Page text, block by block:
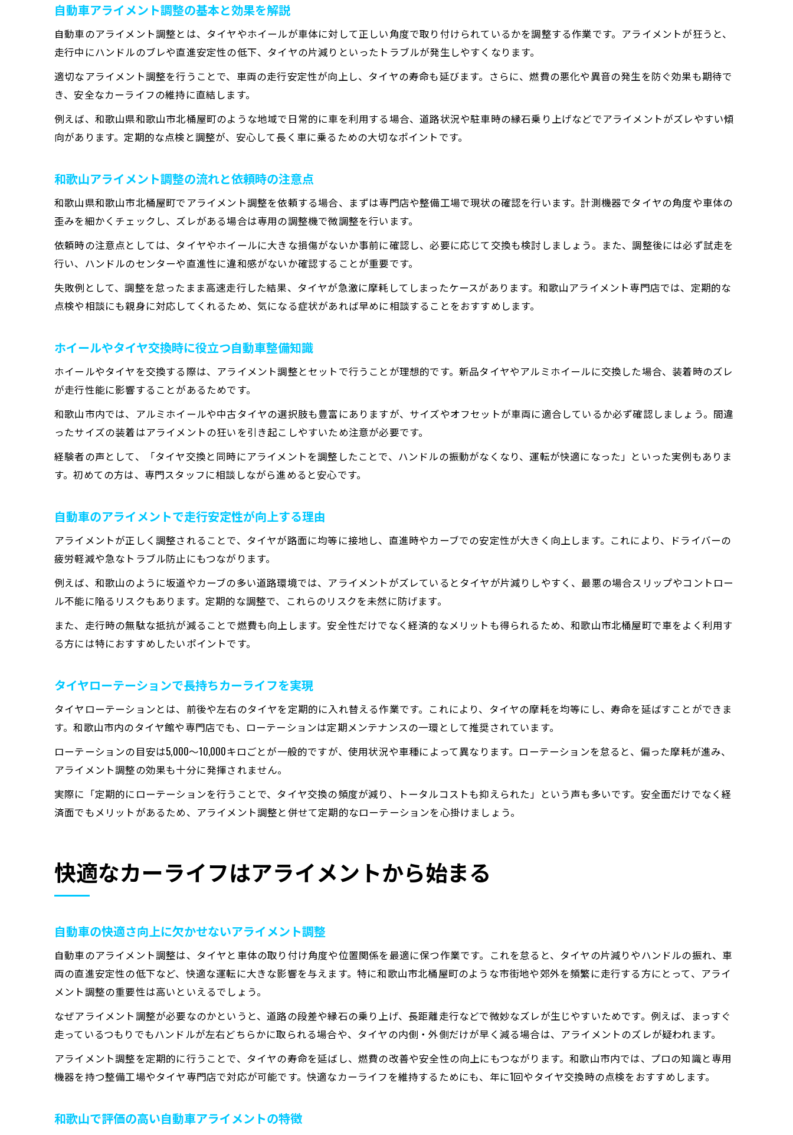
アルミホイール交換時の自動車アライメント注意点
自動車の安全維持に役立つアライメント調整の重要性
アライメントと中古タイヤの組み合わせで安全性強化
自動車の事故予防に効果的な調整タイミングを知る
タイヤ寿命を延ばす調整ポイント徹底解説
自動車のタイヤ寿命を伸ばすアライメント調整法
和歌山市で人気のタイヤローテーション実践術
タイヤ館和歌山北のプロがおすすめするメンテ方法
ホイール交換とタイヤ寿命延長のベストタイミング
中古タイヤを活かす自動車メンテナンステクニック
ハンドルの違和感解消に効果的な方法とは
ホイールバランス調整が操縦性に与える作用とは
和歌山市で評判の自動車アライメント調整事例
中古タイヤ利用時に見逃せない注意点まとめ
和歌山の自動車メンテで知っておきたい知識
和歌山で自動車アライメントを依頼する際の流れ
タイヤ館和歌山北のオイル交換サービス紹介
自動車メンテで差がつくタイヤローテーション術
中古タイヤ選択時のチェックポイントまとめ
自動車アライメント調整の基本と効果を解説
自動車のアライメント調整とは、タイヤやホイールが車体に対して正しい角度で取り付けられているかを調整する作業です。アライメントが狂うと、
走行中にハンドルのブレや直進安定性の低下、タイヤの片減りといったトラブルが発生しやすくなります。
適切なアライメント調整を行うことで、車両の走行安定性が向上し、タイヤの寿命も延びます。さらに、燃費の悪化や異音の発生を防ぐ効果も期待で
き、安全なカーライフの維持に直結します。
例えば、和歌山県和歌山市北桶屋町のような地域で日常的に車を利用する場合、道路状況や駐車時の縁石乗り上げなどでアライメントがズレやすい傾
向があります。定期的な点検と調整が、安心して長く車に乗るための大切なポイントです。
和歌山アライメント調整の流れと依頼時の注意点
和歌山県和歌山市北桶屋町でアライメント調整を依頼する場合、まずは専門店や整備工場で現状の確認を行います。計測機器でタイヤの角度や車体の
歪みを細かくチェックし、ズレがある場合は専用の調整機で微調整を行います。
依頼時の注意点としては、タイヤやホイールに大きな損傷がないか事前に確認し、必要に応じて交換も検討しましょう。また、調整後には必ず試走を
行い、ハンドルのセンターや直進性に違和感がないか確認することが重要です。
失敗例として、調整を怠ったまま高速走行した結果、タイヤが急激に摩耗してしまったケースがあります。和歌山アライメント専門店では、定期的な
点検や相談にも親身に対応してくれるため、気になる症状があれば早めに相談することをおすすめします。
ホイールやタイヤ交換時に役立つ自動車整備知識
ホイールやタイヤを交換する際は、アライメント調整とセットで行うことが理想的です。新品タイヤやアルミホイールに交換した場合、装着時のズレ
が走行性能に影響することがあるためです。
和歌山市内では、アルミホイールや中古タイヤの選択肢も豊富にありますが、サイズやオフセットが車両に適合しているか必ず確認しましょう。間違
ったサイズの装着はアライメントの狂いを引き起こしやすいため注意が必要です。
経験者の声として、「タイヤ交換と同時にアライメントを調整したことで、ハンドルの振動がなくなり、運転が快適になった」といった実例もありま
す。初めての方は、専門スタッフに相談しながら進めると安心です。
自動車のアライメントで走行安定性が向上する理由
アライメントが正しく調整されることで、タイヤが路面に均等に接地し、直進時やカーブでの安定性が大きく向上します。これにより、ドライバーの
疲労軽減や急なトラブル防止にもつながります。
例えば、和歌山のように坂道やカーブの多い道路環境では、アライメントがズレているとタイヤが片減りしやすく、最悪の場合スリップやコントロー
ル不能に陥るリスクもあります。定期的な調整で、これらのリスクを未然に防げます。
また、走行時の無駄な抵抗が減ることで燃費も向上します。安全性だけでなく経済的なメリットも得られるため、和歌山市北桶屋町で車をよく利用す
る方には特におすすめしたいポイントです。
タイヤローテーションで長持ちカーライフを実現
タイヤローテーションとは、前後や左右のタイヤを定期的に入れ替える作業です。これにより、タイヤの摩耗を均等にし、寿命を延ばすことができま
す。和歌山市内のタイヤ館や専門店でも、ローテーションは定期メンテナンスの一環として推奨されています。
ローテーションの目安は5,000～10,000キロごとが一般的ですが、使用状況や車種によって異なります。ローテーションを怠ると、偏った摩耗が進み、
アライメント調整の効果も十分に発揮されません。
実際に「定期的にローテーションを行うことで、タイヤ交換の頻度が減り、トータルコストも抑えられた」という声も多いです。安全面だけでなく経
済面でもメリットがあるため、アライメント調整と併せて定期的なローテーションを心掛けましょう。
快適なカーライフはアライメントから始まる
自動車の快適さ向上に欠かせないアライメント調整
自動車のアライメント調整は、タイヤと車体の取り付け角度や位置関係を最適に保つ作業です。これを怠ると、タイヤの片減りやハンドルの振れ、車
両の直進安定性の低下など、快適な運転に大きな影響を与えます。特に和歌山市北桶屋町のような市街地や郊外を頻繁に走行する方にとって、アライ
メント調整の重要性は高いといえるでしょう。
なぜアライメント調整が必要なのかというと、道路の段差や縁石の乗り上げ、長距離走行などで微妙なズレが生じやすいためです。例えば、まっすぐ
走っているつもりでもハンドルが左右どちらかに取られる場合や、タイヤの内側・外側だけが早く減る場合は、アライメントのズレが疑われます。
アライメント調整を定期的に行うことで、タイヤの寿命を延ばし、燃費の改善や安全性の向上にもつながります。和歌山市内では、プロの知識と専用
機器を持つ整備工場やタイヤ専門店で対応が可能です。快適なカーライフを維持するためにも、年に1回やタイヤ交換時の点検をおすすめします。
和歌山で評価の高い自動車アライメントの特徴